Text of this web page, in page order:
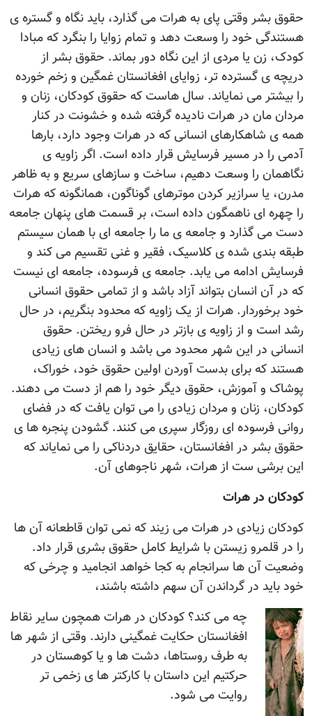
حقوق بشر وقتی پای به هرات می گذارد، بايد نگاه و گستره ی
هستندگی خود را وسعت دهد و تمام زوايا را بنگرد که مبادا
کودک، زن يا مردی از اين نگاه دور بماند. حقوق بشر از
دريچه ی گسترده تر، زوايای افغانستان غمگين و زخم خورده
را بيشتر می نماياند. سال هاست که حقوق کودکان، زنان و
مردان مان در هرات ناديده گرفته شده و خشونت در کنار
همه ی شاهکارهای انسانی که در هرات وجود دارد، بارها
آدمی را در مسير فرسايش قرار داده است. اگر زاويه ی
نگاهمان را وسعت دهيم، ساخت و سازهای سريع و به ظاهر
مدرن، يا سرازير کردن موترهای گوناگون، همانگونه که هرات
را چهره ای ناهمگون داده است، بر قسمت های پنهان جامعه
دست می گذارد و جامعه ی ما را جامعه ای با همان سيستم
طبقه بندی شده ی کلاسيک، فقير و غنی تقسيم می کند و
فرسايش ادامه می يابد. جامعه ی فرسوده، جامعه ای نيست
که در آن انسان بتواند آزاد باشد و از تمامی حقوق انسانی
خود برخوردار. هرات از يک زاويه که محدود بنگريم، در حال
رشد است و از زاويه ی بازتر در حال فرو ريختن. حقوق
انسانی در اين شهر محدود می باشد و انسان های زيادی
هستند که برای بدست آوردن اولين حقوق خود، خوراک،
پوشاک و آموزش، حقوق ديگر خود را هم از دست می دهند.
کودکان، زنان و مردان زيادی را می توان يافت که در فضای
روانی فرسوده ای روزگار سپری می کنند. گشودن پنجره ها ی
حقوق بشر در افغانستان، حقايق دردناکی را می نماياند که
اين برشی ست از هرات، شهر ناجوهای آن.
کودکان در هرات
کودکان زيادی در هرات می زيند که نمی توان قاطعانه آن ها
را در قلمرو زيستن با شرايط کامل حقوق بشری قرار داد.
وضعيت آن ها سرانجام به کجا خواهد انجاميد و چرخی که
خود بايد در گرداندن آن سهم داشته باشند،
چه می کند؟ کودکان در هرات همچون ساير نقاط
افغانستان حکايت غمگينی دارند. وقتی از شهر ها
به طرف روستاها، دشت ها و يا کوهستان در
حرکتيم اين داستان با کارکتر ها ی زخمی تر
روايت می شود.